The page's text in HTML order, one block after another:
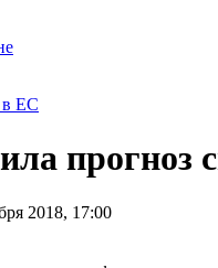
в ЕС
прогноз
2018, 17:00